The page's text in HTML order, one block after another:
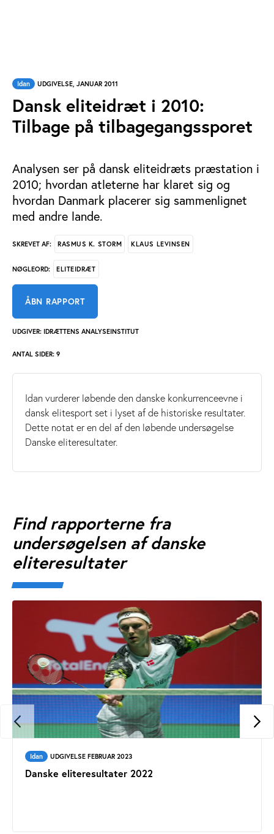
Idan UDGIVELSE, JANUAR 2011
Dansk eliteidræt i 2010:
Tilbage på tilbagegangssporet
Analysen ser på dansk eliteidræts præstation i
2010; hvordan atleterne har klaret sig og
hvordan Danmark placerer sig sammenlignet
med andre lande.
SKREVET AF: RASMUS K. STORM KLAUS LEVINSEN
NØGLEORD: ELITEIDRÆT
ÅBN RAPPORT
UDGIVER: IDRÆTTENS ANALYSEINSTITUT
ANTAL SIDER: 9
Idan vurderer løbende den danske konkurrenceevne i
dansk elitesport set i lyset af de historiske resultater.
Dette notat er en del af den løbende undersøgelse
Danske eliteresultater.
Find rapporterne fra
undersøgelsen af danske
eliteresultater
Idan UDGIVELSE FEBRUAR 2023
Danske eliteresultater 2022